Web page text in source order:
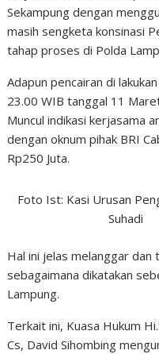
Sekampung dengan
masih sengketa konsinasi
tahap proses di Polda
Adapun pencairan di
23.00 WIB tanggal 11
Muncul indikasi kerjasama
dengan oknum pihak BRI
Rp250 Juta.
Foto Ist: Kasi Urusan
Suhadi
Hal ini jelas melanggar dan
sebagaimana dikatakan
Lampung.
Terkait ini, Kuasa Hukum
Cs, David Sihombing